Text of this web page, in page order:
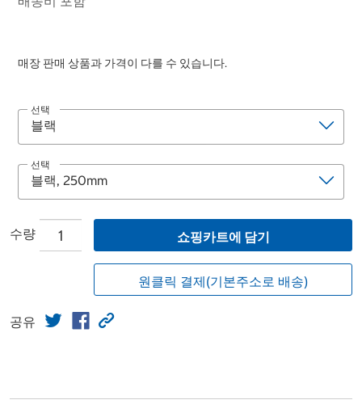
매장 판매 상품과 가격이 다를 수 있습니다.
선택
선택
수량 쇼핑카트에 담기
원클릭 결제(기본주소로 배송)
공유